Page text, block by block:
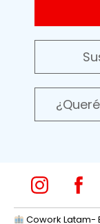
Cowork Latam-